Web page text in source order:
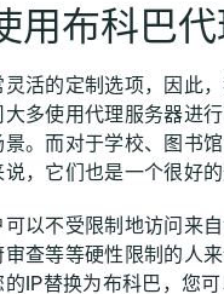
用布科巴代
活的定制选项，因此
多使用代理服务器进
。而对于学校、图书
，它们也是一个很好的
可以不受限制地访问来
查等等硬性限制的人
IP替换为布科巴，您